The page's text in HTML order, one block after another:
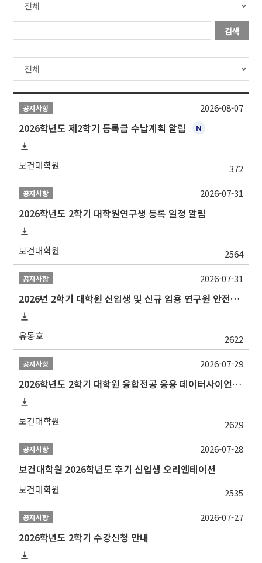
검색
공지사항
2026학년도 제2학기 등록금 수납계획 알림
보건대학원 372
2026-08-07
공지사항
2026학년도 2학기 대학원연구생 등록 일정 알림
보건대학원 2564
2026-07-31
공지사항
2026년 2학기 대학원 신입생 및 신규 임용 연구원 안전환경교육(신규교육) 실시 안내
유동호 2622
2026-07-31
공지사항
2026학년도 2학기 대학원 융합전공 응용 데이터사이언스 선발 계획 알림
보건대학원 2629
2026-07-29
공지사항
보건대학원 2026학년도 후기 신입생 오리엔테이션
보건대학원 2535
2026-07-28
공지사항
2026학년도 2학기 수강신청 안내
2026-07-27